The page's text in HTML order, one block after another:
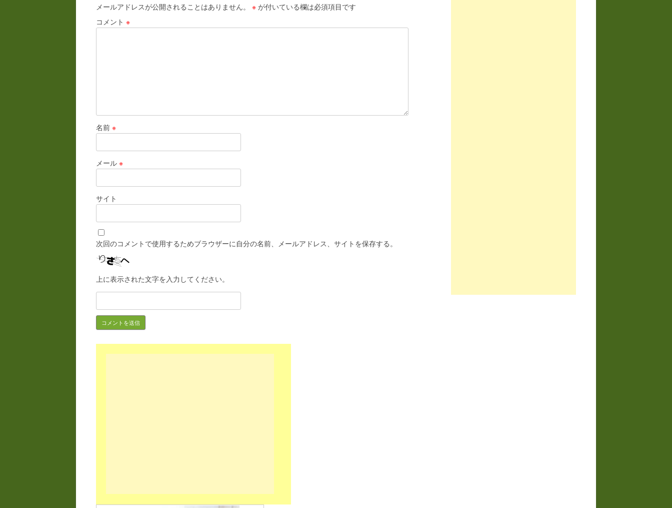
メールアドレスが公開されることはありません。 ※ が付いている欄は必須項目です
コメント ※
名前 ※
メール ※
サイト
次回のコメントで使用するためブラウザーに自分の名前、メールアドレス、サイトを保存する。
上に表示された文字を入力してください。